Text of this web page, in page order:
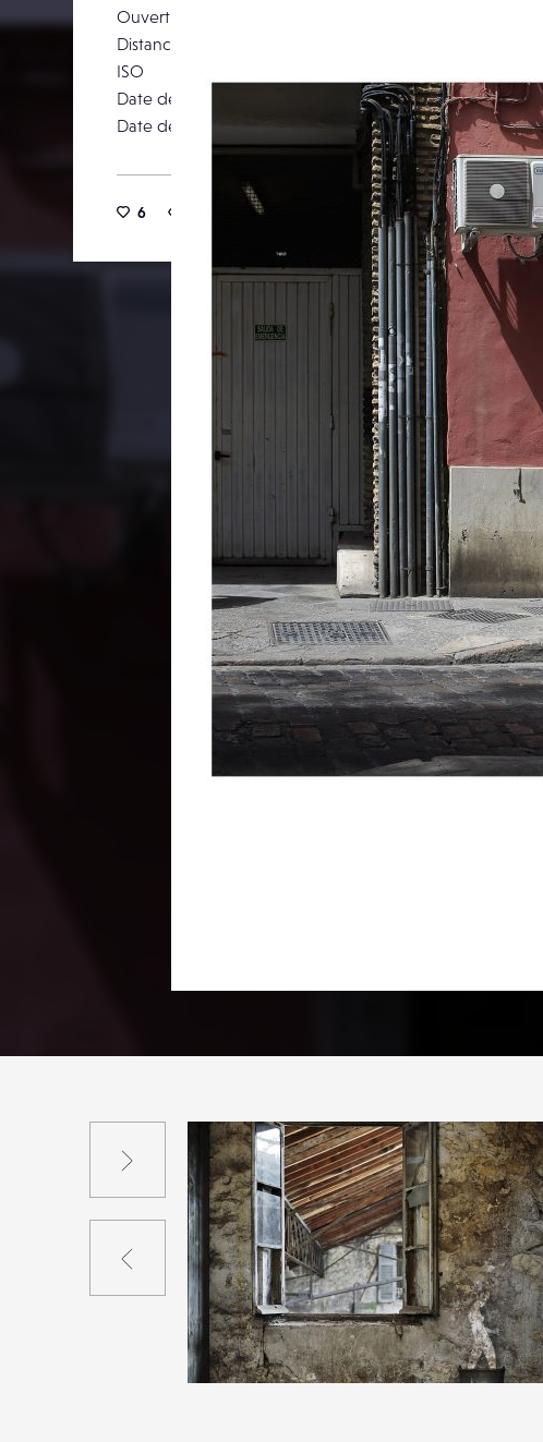
Ouverture
Distance focale
ISO
Date de prise de vue
24 août 2017
Date de publication
30 avril 2021
6 0
4
27
Suivant
Précédent